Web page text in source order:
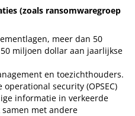
(zoals ransomwaregroep
meer dan 50
miljoen dollar aan jaarlijkse
en toezichthouders.
security (OPSEC)
informatie in verkeerde
met andere